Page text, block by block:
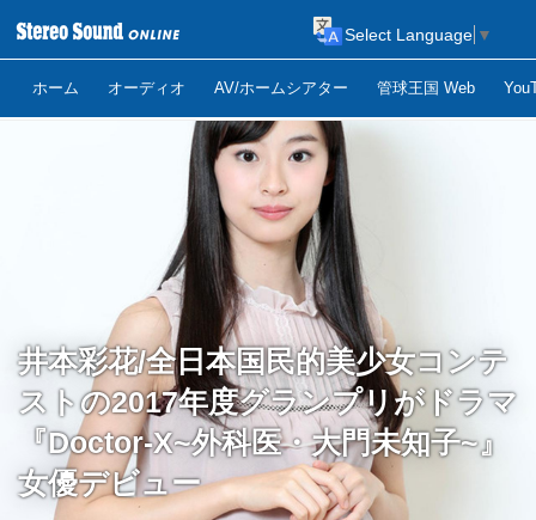
ホーム オーディオ AV/ホームシアター 管球王国 Web
Select Language ▼
井本彩花/全日本国民的美少女コンテ
ストの2017年度グランプリがドラマ
『Doctor-X~外科医・大門未知子~』
女優デビュー